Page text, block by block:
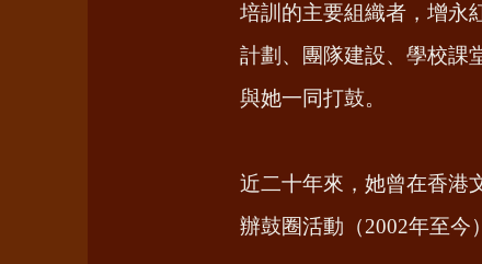
培訓的主要組織者，增永
計劃、團隊建設、學校課
與她一同打鼓。
近二十年來，她曾在香港
辦鼓圈活動（2002年至今